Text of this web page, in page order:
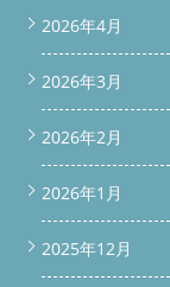
0; } #scroll-bar a {
text-decoration:
bottom: -60px;
center; z-index:
0 -2px 8px
#bottom-bar a {
a.phone {
{ background-
0.9; } /* サービス
2026年4月
2026年3月
2026年2月
2026年1月
2025年12月